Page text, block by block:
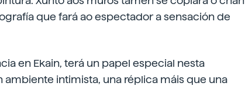
que fará ao espectador a sensación de
en Ekain, terá un papel especial nesta
ambiente intimista, una réplica máis que una